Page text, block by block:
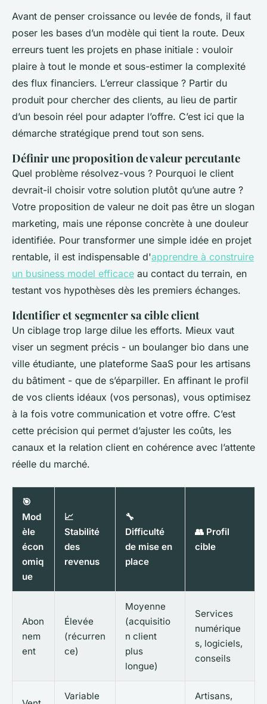
Avant de penser croissance ou levée de fonds, il faut
poser les bases d’un modèle qui tient la route. Deux
erreurs tuent les projets en phase initiale : vouloir
plaire à tout le monde et sous-estimer la complexité
des flux financiers. L’erreur classique ? Partir du
produit pour chercher des clients, au lieu de partir
d’un besoin réel pour adapter l’offre. C’est ici que la
démarche stratégique prend tout son sens.
Définir une proposition de valeur percutante
Quel problème résolvez-vous ? Pourquoi le client
devrait-il choisir votre solution plutôt qu’une autre ?
Votre proposition de valeur ne doit pas être un slogan
marketing, mais une réponse concrète à une douleur
identifiée. Pour transformer une simple idée en projet
rentable, il est indispensable d'apprendre à construire
un business model efficace au contact du terrain, en
testant vos hypothèses dès les premiers échanges.
Identifier et segmenter sa cible client
Un ciblage trop large dilue les efforts. Mieux vaut
viser un segment précis - un boulanger bio dans une
ville étudiante, une plateforme SaaS pour les artisans
du bâtiment - que de s’éparpiller. En affinant le profil
de vos clients idéaux (vos personas), vous optimisez
à la fois votre communication et votre offre. C’est
cette précision qui permet d’ajuster les coûts, les
canaux et la relation client en cohérence avec l’attente
réelle du marché.
🎯
Mod
èle
écon
omiq
ue
📈
Stabilité
des
revenus
🔧
Difficulté
de mise en
place
👥 Profil
cible
Abon
nem
ent
Élevée
(récurren
ce)
Moyenne
(acquisitio
n client
plus
longue)
Services
numérique
s, logiciels,
conseils
Variable Artisans,